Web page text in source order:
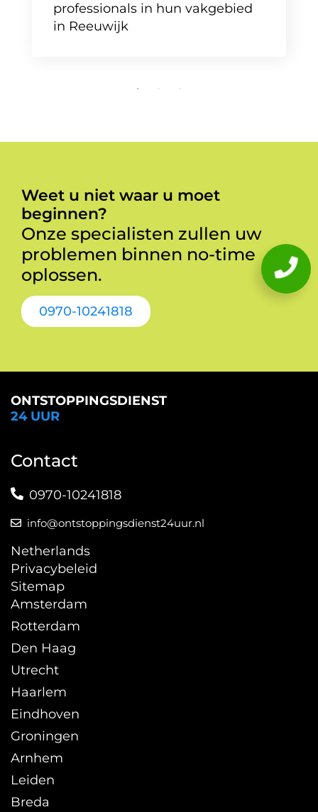
professionals in hun vakgebied
in Reeuwijk
Weet u niet waar u moet
beginnen?
Onze specialisten zullen uw
problemen binnen no-time
oplossen.
0970-10241818
ONTSTOPPINGSDIENST
24 UUR
Contact
0970-10241818
info@ontstoppingsdienst24uur.nl
Netherlands
Privacybeleid
Sitemap
Amsterdam
Rotterdam
Den Haag
Utrecht
Haarlem
Eindhoven
Groningen
Arnhem
Leiden
Breda